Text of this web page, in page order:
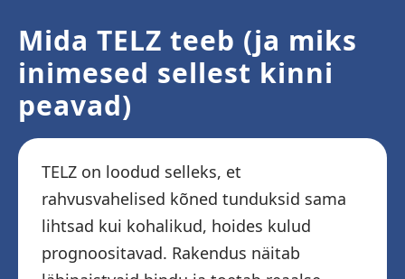
Mida TELZ teeb (ja miks
inimesed sellest kinni
peavad)
TELZ on loodud selleks, et
rahvusvahelised kõned tunduksid sama
lihtsad kui kohalikud, hoides kulud
prognoositavad. Rakendus näitab